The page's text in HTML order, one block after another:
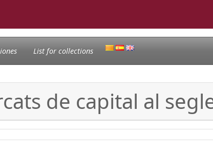
List for collections
de capital al